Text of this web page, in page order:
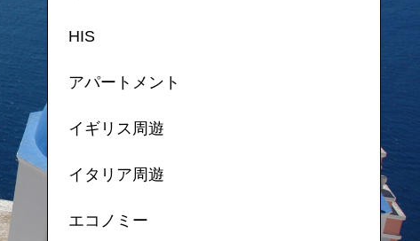
HIS
アパートメント
イギリス周遊
イタリア周遊
エコノミー